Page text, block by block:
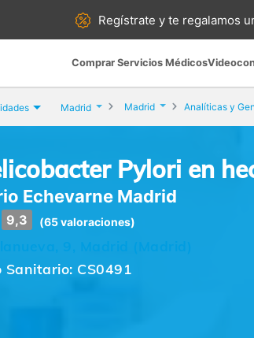
Regístrate yte regalamos
Comprar Servicios Médicos
Madrid Madrid Analíticas y
Pylori en
Echevarne Madrid
9,3 (65 valoraciones)
Sanitario: CS0491